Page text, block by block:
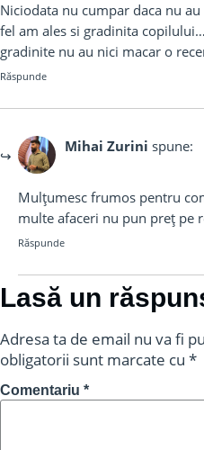
Niciodata nu cumpar daca nu
fel am ales si gradinita
gradinite nu au nici macar o
Răspunde
Mihai Zurini spune:
Mulțumesc frumos pentru
multe afaceri nu pun preț pe
Răspunde
Lasă un
Adresa ta de email nu va fi
obligatorii sunt marcate cu *
Comentariu *